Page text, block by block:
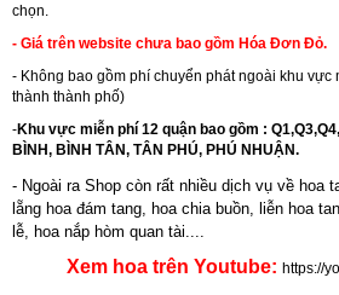
chọn.
- Giá trên website chưa bao gồm Hóa Đơn Đỏ.
- Không bao gồm phí chuyển phát ngoài khu vực
thành thành phố)
-Khu vực miễn phí 12 quận bao gồm :
BÌNH, BÌNH TÂN, TÂN PHÚ, PHÚ NHUẬN.
- Ngoài ra Shop còn rất nhiều dịch vụ về hoa
lẵng hoa đám tang, hoa chia buồn, liễn hoa
lễ, hoa nắp hòm quan tài....
Xem hoa trên Youtube: https://